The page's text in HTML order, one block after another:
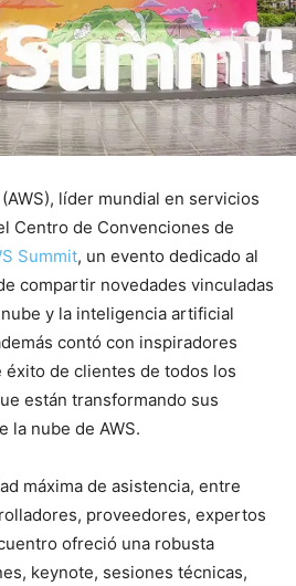
líder mundial en servicios
Centro de Convenciones de
Summit, un evento dedicado al
compartir novedades vinculadas
y la inteligencia artificial
contó con inspiradores
de clientes de todos los
están transformando sus
la nube de AWS.
máxima de asistencia, entre
proveedores, expertos
ofreció una robusta
keynote, sesiones técnicas,